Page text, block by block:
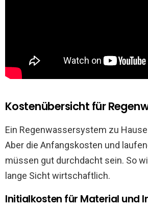
Kostenübersicht für
Ein Regenwassersystem zu
Aber die Anfangskosten und
müssen gut durchdacht sein. So
lange Sicht wirtschaftlich.
Initialkosten für Material und